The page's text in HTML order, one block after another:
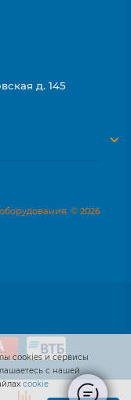
cookies и сервисы
с нашей
cookie
д. 145
© 2026